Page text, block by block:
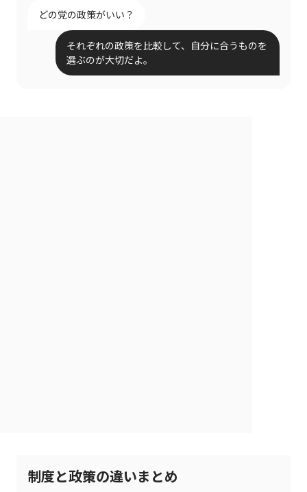
どの党の政策がいい？
それぞれの政策を比較して、自分に合うものを
選ぶのが大切だよ。
制度と政策の違いまとめ